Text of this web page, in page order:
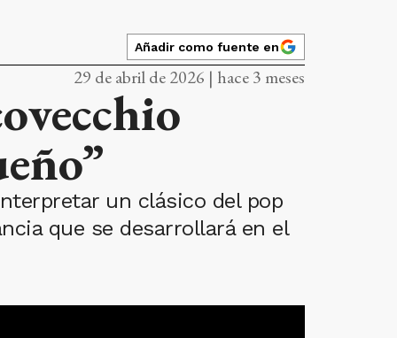
Añadir como fuente en
29 de abril de 2026 | hace 3 meses
un clásico del pop
que se desarrollará en el